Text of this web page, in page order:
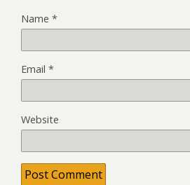
Name *
Email *
Website